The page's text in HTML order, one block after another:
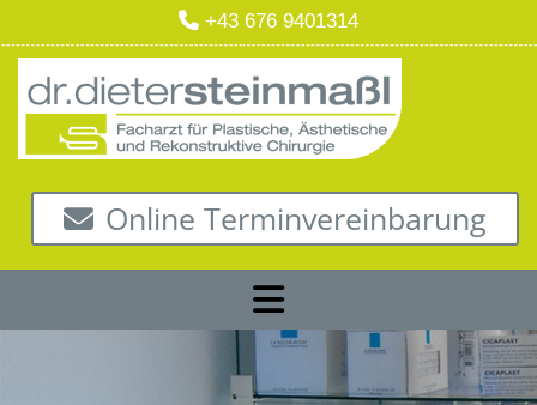
 +43 676 9401314
Online Terminvereinbarung